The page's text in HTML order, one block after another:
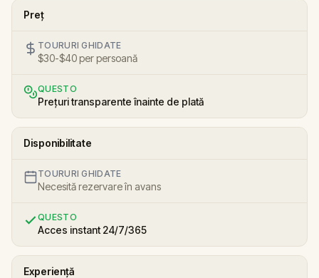
Preț
TOURURI GHIDATE
$30-$40 per persoană
QUESTO
Prețuri transparente înainte de plată
Disponibilitate
TOURURI GHIDATE
Necesită rezervare în avans
QUESTO
Acces instant 24/7/365
Experiență